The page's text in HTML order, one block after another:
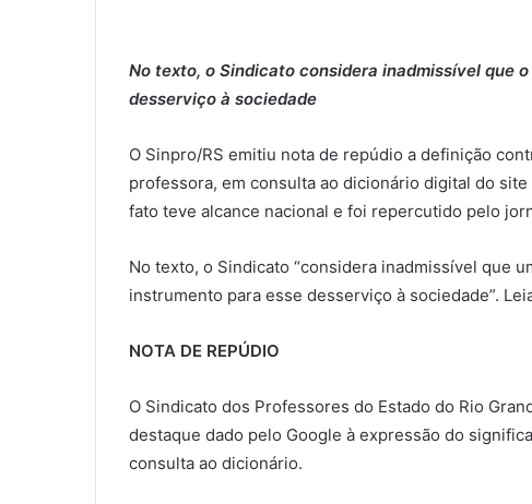
No texto, o Sindicato considera inadmissível que
desserviço à sociedade
O Sinpro/RS emitiu nota de repúdio a definição
professora, em consulta ao dicionário digital do
fato teve alcance nacional e foi repercutido pelo
No texto, o Sindicato “considera inadmissível que
instrumento para esse desserviço à sociedade”.
NOTA DE REPÚDIO
O Sindicato dos Professores do Estado do Rio
destaque dado pelo Google à expressão do
consulta ao dicionário.